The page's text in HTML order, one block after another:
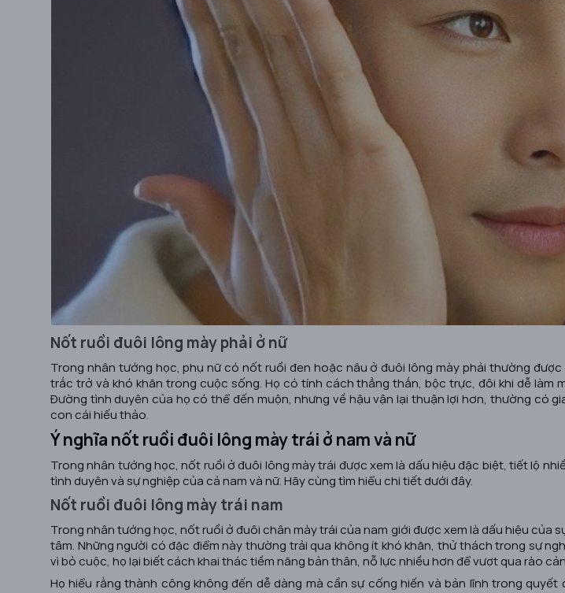
Nốt ruồi đuôi lông mày phải ở nữ
Trong nhân tướng học, phụ nữ có nốt ruồi đen hoặc nâu ở đuôi lông mày phải thường được
trắc trở và khó khăn trong cuộc sống. Họ có tính cách thẳng thắn, bộc trực, đôi khi dễ làm
Đường tình duyên của họ có thể đến muộn, nhưng về hậu vận lại thuận lợi hơn, thường có
con cái hiếu thảo.
Ý nghĩa nốt ruồi đuôi lông mày trái ở nam và nữ
Trong nhân tướng học, nốt ruồi ở đuôi lông mày trái được xem là dấu hiệu đặc biệt, tiết lộ
tình duyên và sự nghiệp của cả nam và nữ. Hãy cùng tìm hiểu chi tiết dưới đây.
Nốt ruồi đuôi lông mày trái nam
Trong nhân tướng học, nốt ruồi ở đuôi chân mày trái của nam giới được xem là dấu hiệu của
tâm. Những người có đặc điểm này thường trải qua không ít khó khăn, thử thách trong sự
vì bỏ cuộc, họ lại biết cách khai thác tiềm năng bản thân, nỗ lực nhiều hơn để vượt qua rào cản.
Họ hiểu rằng thành công không đến dễ dàng mà cần sự cống hiến và bản lĩnh trong quyết